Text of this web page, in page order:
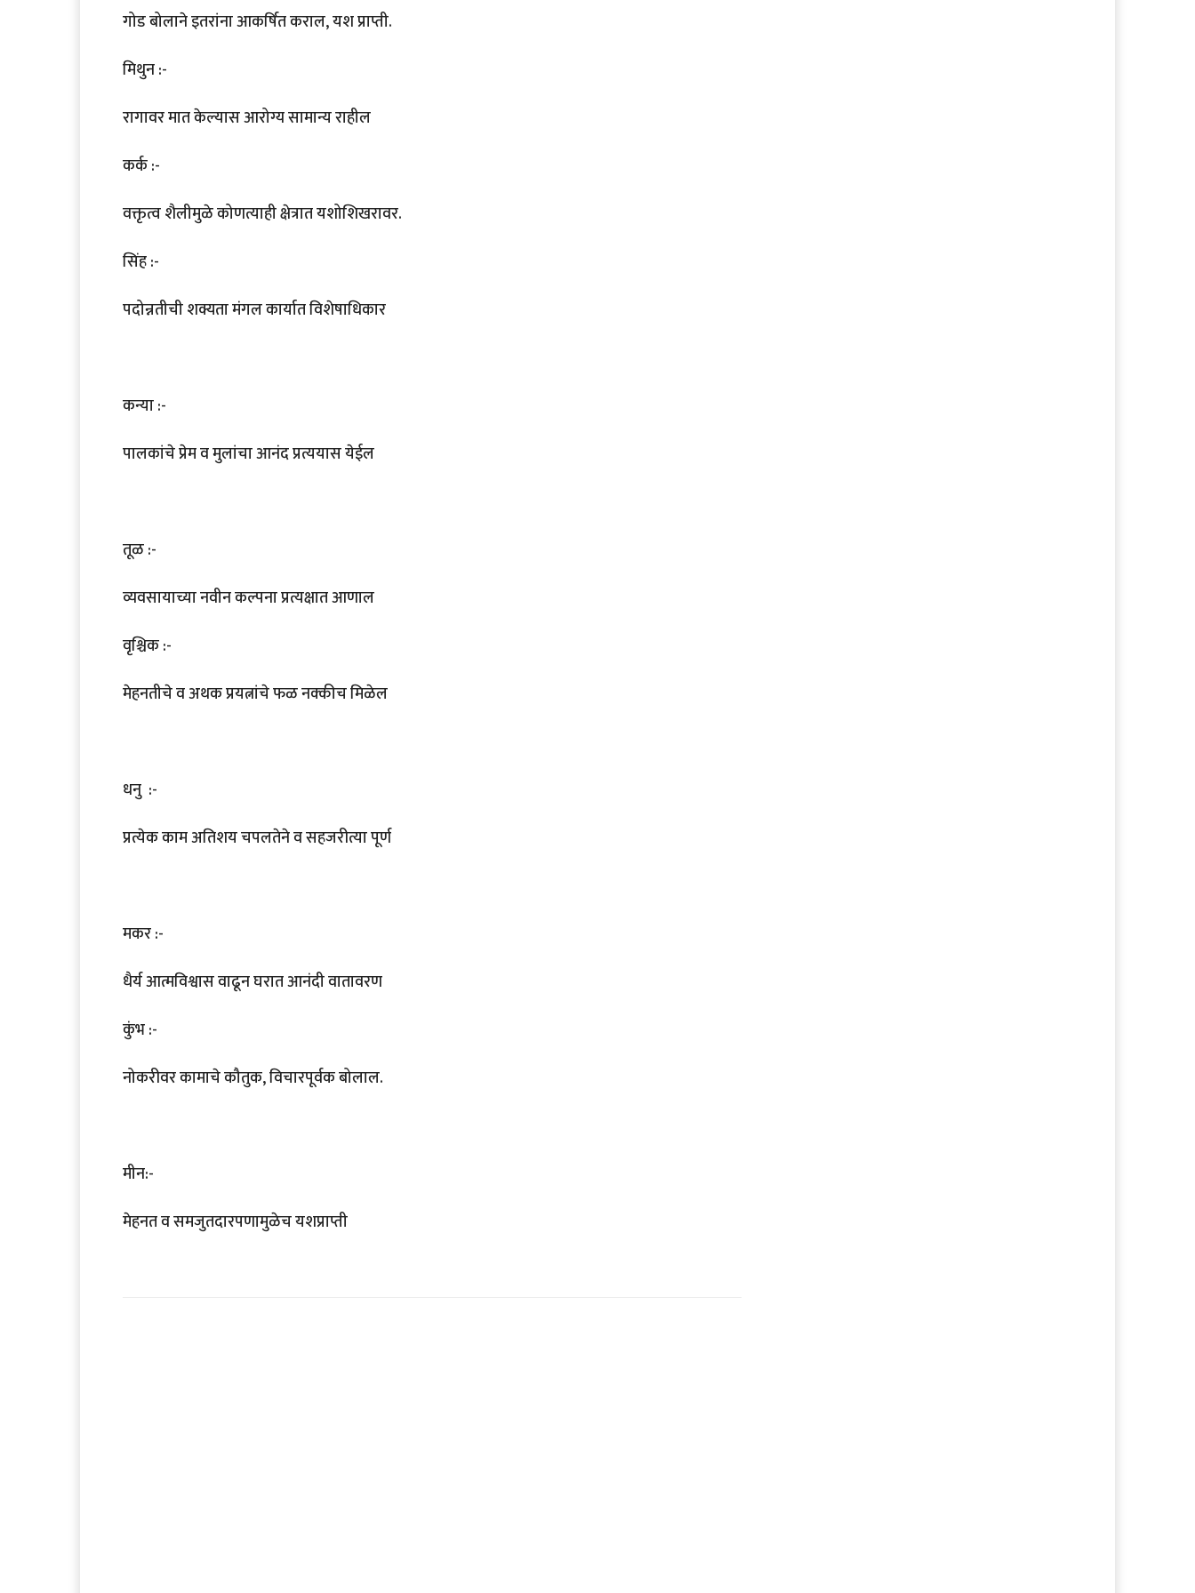
गोड बोलाने इतरांना आकर्षित कराल, यश प्राप्ती.
मिथुन :-
रागावर मात केल्यास आरोग्य सामान्य राहील
कर्क :-
वक्तृत्व शैलीमुळे कोणत्याही क्षेत्रात यशोशिखरावर.
सिंह :-
पदोन्नतीची शक्यता मंगल कार्यात विशेषाधिकार
कन्या :-
पालकांचे प्रेम व मुलांचा आनंद प्रत्ययास येईल
तूळ :-
व्यवसायाच्या नवीन कल्पना प्रत्यक्षात आणाल
वृश्चिक :-
मेहनतीचे व अथक प्रयत्नांचे फळ नक्कीच मिळेल
धनु :-
प्रत्येक काम अतिशय चपलतेने व सहजरीत्या पूर्ण
मकर :-
धैर्य आत्मविश्वास वाढून घरात आनंदी वातावरण
कुंभ :-
नोकरीवर कामाचे कौतुक, विचारपूर्वक बोलाल.
मीन:-
मेहनत व समजुतदारपणामुळेच यशप्राप्ती